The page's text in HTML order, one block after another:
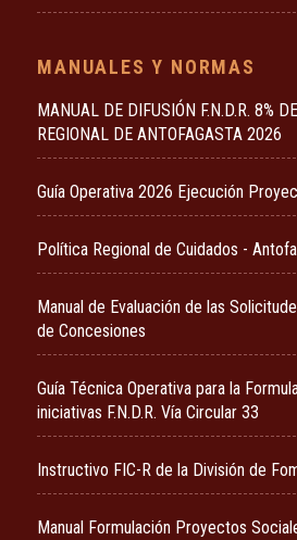
MANUALES Y NORMAS
MANUAL DE DIFUSIÓN F.N.D.R. 8%
REGIONAL DE ANTOFAGASTA 2026
Guía Operativa 2026 Ejecución
Política Regional de Cuidados -
Manual de Evaluación de las
de Concesiones
Guía Técnica Operativa para la
iniciativas F.N.D.R. Vía Circular 33
Instructivo FIC-R de la División de
Manual Formulación Proyectos